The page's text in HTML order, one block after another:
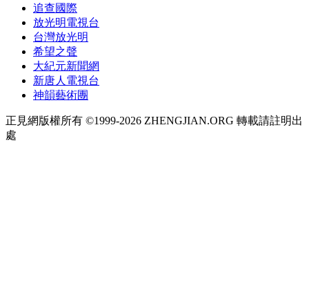
追查國際
放光明電視台
台灣放光明
希望之聲
大紀元新聞網
新唐人電視台
神韻藝術團
正見網版權所有 ©1999-2026 ZHENGJIAN.ORG 轉載請註明出
處